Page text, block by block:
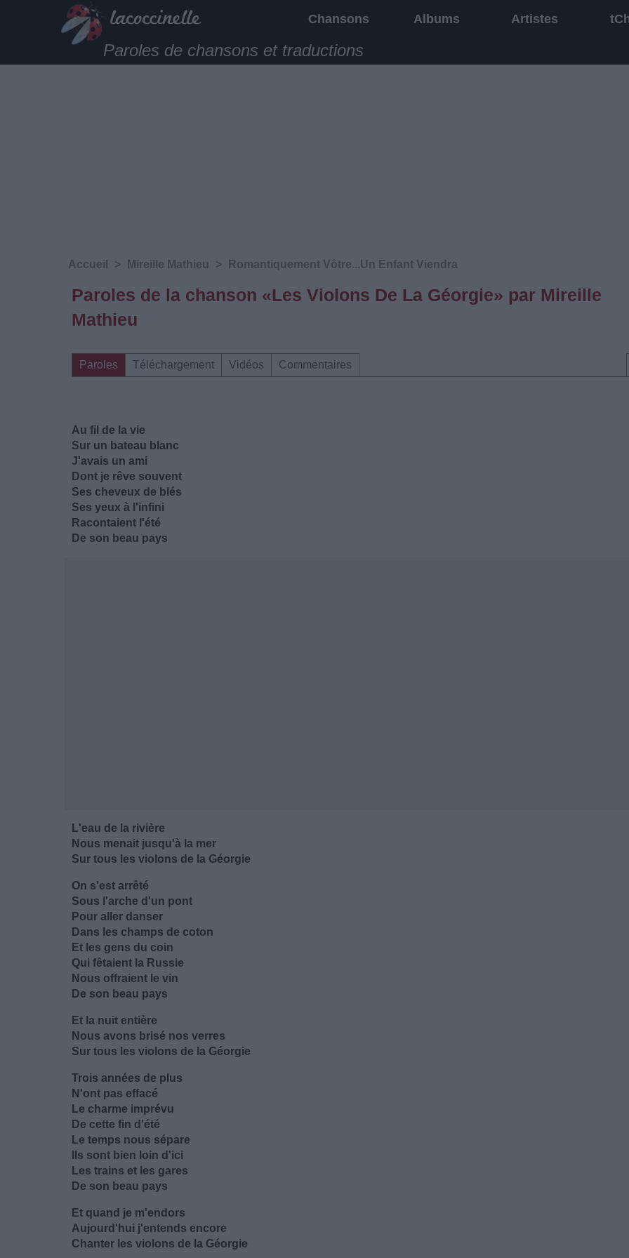
Chansons Albums Artistes
Paroles de chansons et traductions
Accueil > Mireille Mathieu > Romantiquement Vôtre...Un Enfant Viendra
Paroles de la chanson «Les Violons De La Géorgie» par Mireille
Mathieu
Paroles Téléchargement Vidéos Commentaires
Au fil de la vie
Sur un bateau blanc
J'avais un ami
Dont je rêve souvent
Ses cheveux de blés
Ses yeux à l'infini
Racontaient l'été
De son beau pays
L'eau de la rivière
Nous menait jusqu'à la mer
Sur tous les violons de la Géorgie
On s'est arrêté
Sous l'arche d'un pont
Pour aller danser
Dans les champs de coton
Et les gens du coin
Qui fêtaient la Russie
Nous offraient le vin
De son beau pays
Et la nuit entière
Nous avons brisé nos verres
Sur tous les violons de la Géorgie
Trois années de plus
N'ont pas effacé
Le charme imprévu
De cette fin d'été
Le temps nous sépare
Ils sont bien loin d'ici
Les trains et les gares
De son beau pays
Et quand je m'endors
Aujourd'hui j'entends encore
Chanter les violons de la Géorgie